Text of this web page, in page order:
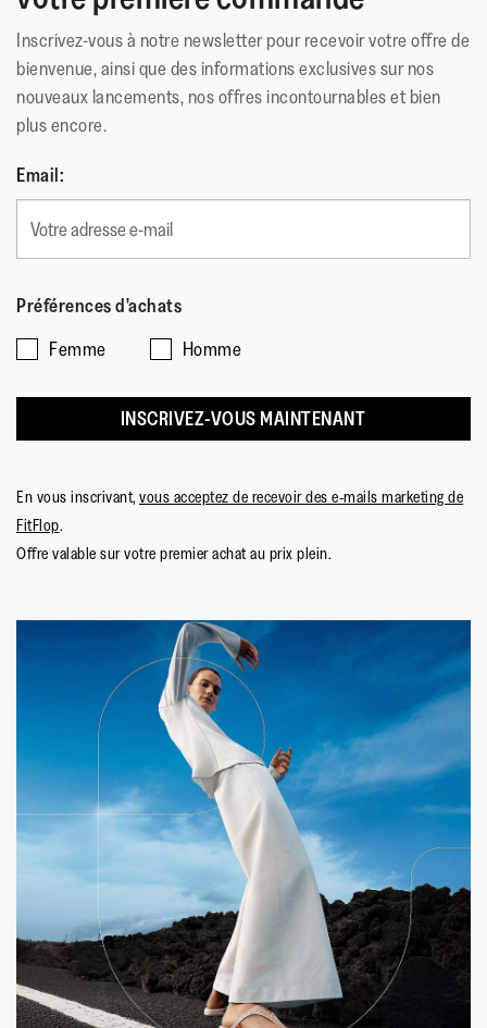
Inscrivez-vous à notre newsletter pour recevoir votre offre de
bienvenue, ainsi que des informations exclusives sur nos
nouveaux lancements, nos offres incontournables et bien
plus encore.
Email:
Préférences d'achats
Femme
Homme
INSCRIVEZ-VOUS MAINTENANT
En vous inscrivant, vous acceptez de recevoir des e-mails marketing de
FitFlop.
Offre valable sur votre premier achat au prix plein.